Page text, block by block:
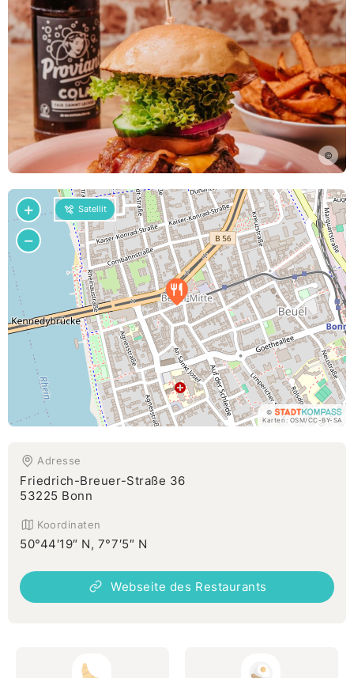
©
Satellit
+
−
©
Karten: OSM/CC-BY-SA
Adresse
Friedrich-Breuer-Straße 36
53225 Bonn
Koordinaten
50°44′19″ N, 7°7′5″ N
Webseite des Restaurants